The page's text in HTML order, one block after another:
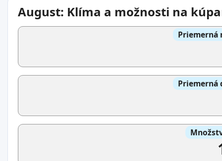
August: Klíma a možnosti na
Priemerná
Priemerná